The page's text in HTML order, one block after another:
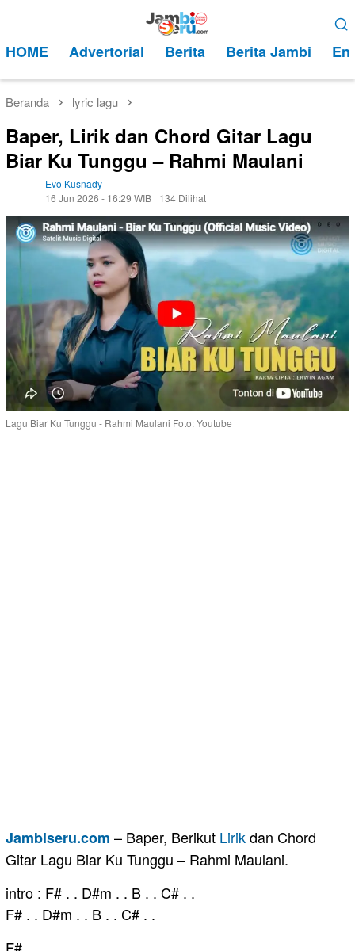
kontenMobile
HOME Advertorial Berita Berita Jambi
Beranda lyric lagu
Baper, Lirik dan Chord Gitar Lagu
Biar Ku Tunggu – Rahmi Maulani
Evo Kusnady
16 Jun 2026 - 16:29 WIB
134 Dilihat
Lagu Biar Ku Tunggu - Rahmi Maulani Foto: Youtube
Jambiseru.com – Baper, Berikut Lirikdan Chord
Gitar Lagu Biar Ku Tunggu – Rahmi Maulani.
intro : F# . . D#m . . B . . C# . .
F# . . D#m . . B . . C# . .